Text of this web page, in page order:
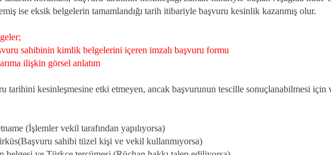
ise eksik belgelerin tamamlandığı tarih itibariyle başvuru kesinlik kazanmış olur.
sahibinin kimlik belgelerini içeren imzalı başvuru formu
ilişkin görsel anlatım
tarihini kesinleşmesine etki etmeyen, ancak başvurunun tescille sonuçlanabilmesi için
(İşlemler vekil tarafından yapılıyorsa)
sahibi tüzel kişi ve vekil kullanmıyorsa)